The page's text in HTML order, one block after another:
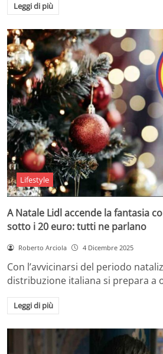
Leggi di più
Lifestyle
A Natale Lidl accende la fantasia
sotto i 20 euro: tutti ne parlano
Roberto Arciola 4 Dicembre 2025
Con l’avvicinarsi del periodo
distribuzione italiana si prepara a
Leggi di più